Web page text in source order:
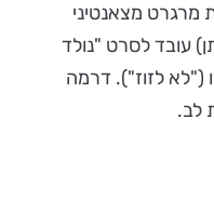
מצאנטיני
עובד לסרט "נולד
("לא לזוז"). דרמה
לב.